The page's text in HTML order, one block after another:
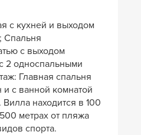
с кухней и выходом
Спальня
с выходом
2 односпальными
Главная спальня
с ванной комнатой
находится в 100
метрах от пляжа
спорта.